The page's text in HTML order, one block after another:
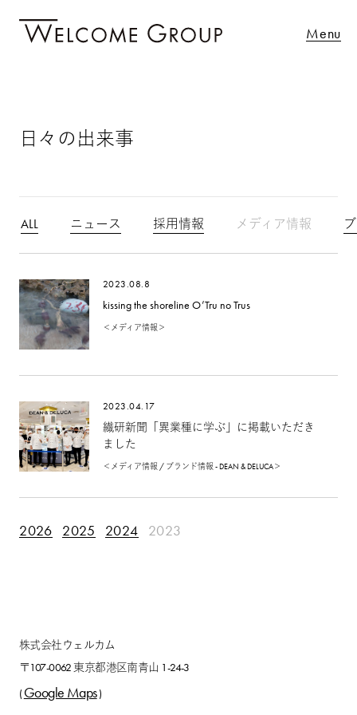
Menu
日々の出来事
ALL ニュース 採用情報 メディア情報
2023.08.8
kissing the shoreline O’Tru no Trus
＜メディア情報＞
2023.04.17
繊研新聞「異業種に学ぶ」に掲載いただき
ました
＜メディア情報 / ブランド情報 - DEAN & DELUCA＞
2026 2025 2024 2023
株式会社ウェルカム
〒107-0062 東京都港区南青山 1-24-3
( Google Maps)